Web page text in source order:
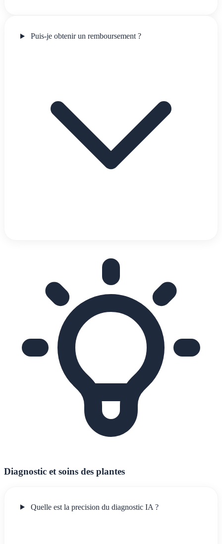
Puis-je obtenir un remboursement ?
Diagnostic et soins des plantes
Quelle est la precision du diagnostic IA ?